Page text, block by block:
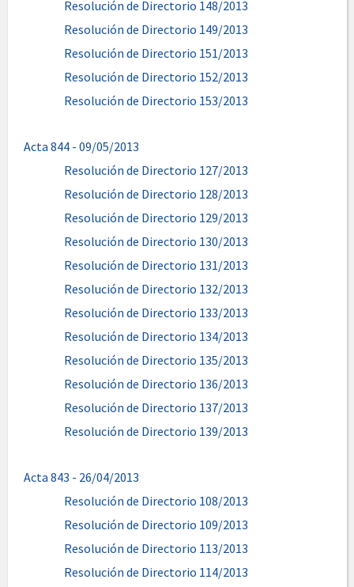
Resolución de Directorio 148/2013
Resolución de Directorio 149/2013
Resolución de Directorio 151/2013
Resolución de Directorio 152/2013
Resolución de Directorio 153/2013
Acta 844 - 09/05/2013
Resolución de Directorio 127/2013
Resolución de Directorio 128/2013
Resolución de Directorio 129/2013
Resolución de Directorio 130/2013
Resolución de Directorio 131/2013
Resolución de Directorio 132/2013
Resolución de Directorio 133/2013
Resolución de Directorio 134/2013
Resolución de Directorio 135/2013
Resolución de Directorio 136/2013
Resolución de Directorio 137/2013
Resolución de Directorio 139/2013
Acta 843 - 26/04/2013
Resolución de Directorio 108/2013
Resolución de Directorio 109/2013
Resolución de Directorio 113/2013
Resolución de Directorio 114/2013